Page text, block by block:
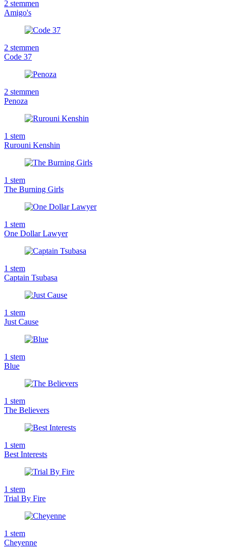
2 stemmen
Amigo's
2 stemmen
Code 37
2 stemmen
Penoza
1 stem
Rurouni Kenshin
1 stem
The Burning Girls
1 stem
One Dollar Lawyer
1 stem
Captain Tsubasa
1 stem
Just Cause
1 stem
Blue
1 stem
The Believers
1 stem
Best Interests
1 stem
Trial By Fire
1 stem
Cheyenne